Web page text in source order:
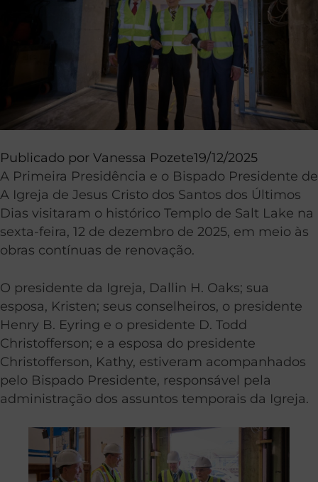
Publicado por Vanessa Pozete19/12/2025
A Primeira Presidência e o Bispado Presidente de
A Igreja de Jesus Cristo dos Santos dos Últimos
Dias visitaram o histórico Templo de Salt Lake na
sexta-feira, 12 de dezembro de 2025, em meio às
obras contínuas de renovação.
O presidente da Igreja, Dallin H. Oaks; sua
esposa, Kristen; seus conselheiros, o presidente
Henry B. Eyring e o presidente D. Todd
Christofferson; e a esposa do presidente
Christofferson, Kathy, estiveram acompanhados
pelo Bispado Presidente, responsável pela
administração dos assuntos temporais da Igreja.